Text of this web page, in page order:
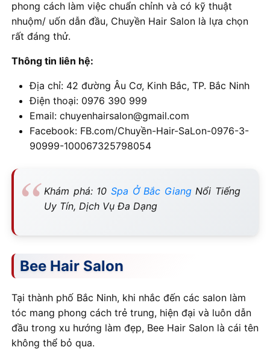
phong cách làm việc chuẩn chỉnh và có kỹ thuật
nhuộm/ uốn dẫn đầu, Chuyền Hair Salon là lựa chọn
rất đáng thử.
Thông tin liên hệ:
Địa chỉ: 42 đường Âu Cơ, Kinh Bắc, TP. Bắc Ninh
Điện thoại: 0976 390 999
Email: chuyenhairsalon@gmail.com
Facebook: FB.com/Chuyền-Hair-SaLon-0976-3-
90999-100067325798054
Khám phá: 10 Spa Ở Bắc GiangNổi Tiếng
Uy Tín, Dịch Vụ Đa Dạng
Bee Hair Salon
Tại thành phố Bắc Ninh, khi nhắc đến các salon làm
tóc mang phong cách trẻ trung, hiện đại và luôn dẫn
đầu trong xu hướng làm đẹp, Bee Hair Salon là cái tên
không thể bỏ qua.